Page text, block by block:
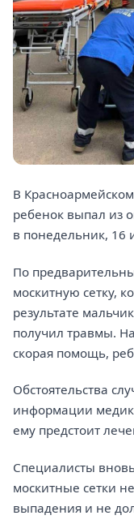
В
ребенок выпал из
в понедельник, 16
По
москитную сетку,
результате
получил травмы.
скорая помощь,
Обстоятельства
информации
ему предстоит
Специалисты
москитные сетки
выпадения и не